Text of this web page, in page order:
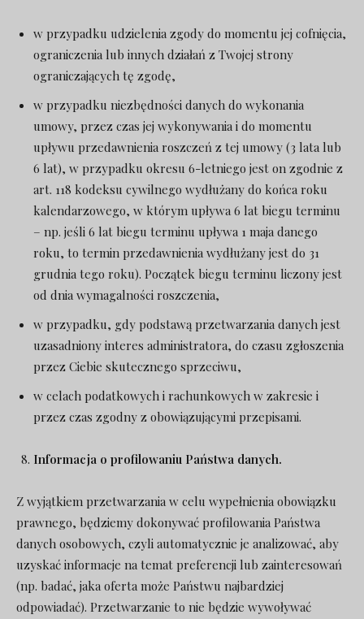
w przypadku udzielenia zgody do momentu jej cofnięcia,
ograniczenia lub innych działań z Twojej strony
ograniczających tę zgodę,
w przypadku niezbędności danych do wykonania
umowy, przez czas jej wykonywania i do momentu
upływu przedawnienia roszczeń z tej umowy (3 lata lub
6 lat), w przypadku okresu 6-letniego jest on zgodnie z
art. 118 kodeksu cywilnego wydłużany do końca roku
kalendarzowego, w którym upływa 6 lat biegu terminu
– np. jeśli 6 lat biegu terminu upływa 1 maja danego
roku, to termin przedawnienia wydłużany jest do 31
grudnia tego roku). Początek biegu terminu liczony jest
od dnia wymagalności roszczenia,
w przypadku, gdy podstawą przetwarzania danych jest
uzasadniony interes administratora, do czasu zgłoszenia
przez Ciebie skutecznego sprzeciwu,
w celach podatkowych i rachunkowych w zakresie i
przez czas zgodny z obowiązującymi przepisami.
Informacja o profilowaniu Państwa danych.
Z wyjątkiem przetwarzania w celu wypełnienia obowiązku
prawnego, będziemy dokonywać profilowania Państwa
danych osobowych, czyli automatycznie je analizować, aby
uzyskać informacje na temat preferencji lub zainteresowań
(np. badać, jaka oferta może Państwu najbardziej
odpowiadać). Przetwarzanie to nie będzie wywoływać